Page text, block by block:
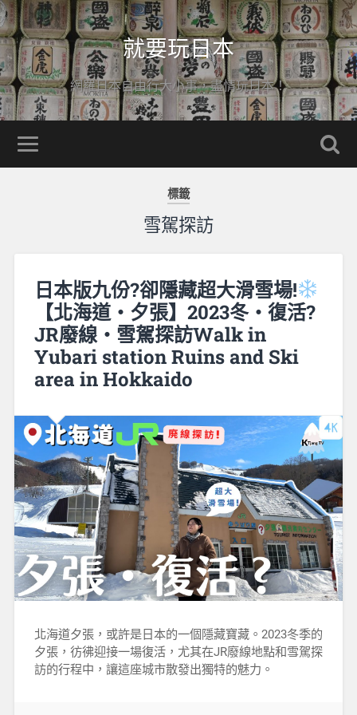
就要玩日本
網羅日本自由行大小事，盡情玩日本！
標籤
雪駕探訪
日本版九份?卻隱藏超大滑雪場!
【北海道‧夕張】2023冬‧復活?
JR廢線‧雪駕探訪Walk in
Yubari station Ruins and Ski
area in Hokkaido
北海道夕張，或許是日本的一個隱藏寶藏。2023冬季的
夕張，彷彿迎接一場復活，尤其在JR廢線地點和雪駕探
訪的行程中，讓這座城市散發出獨特的魅力。